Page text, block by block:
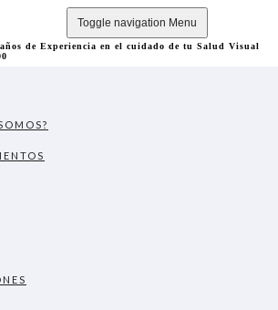
Toggle navigation Menu
de Experiencia en el cuidado de tu Salud Visual